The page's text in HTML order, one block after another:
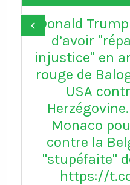
Donald
d’avoir
injustice" en
rouge de
USA
Monaco
contre la
"stupéfaite"
https://
‹